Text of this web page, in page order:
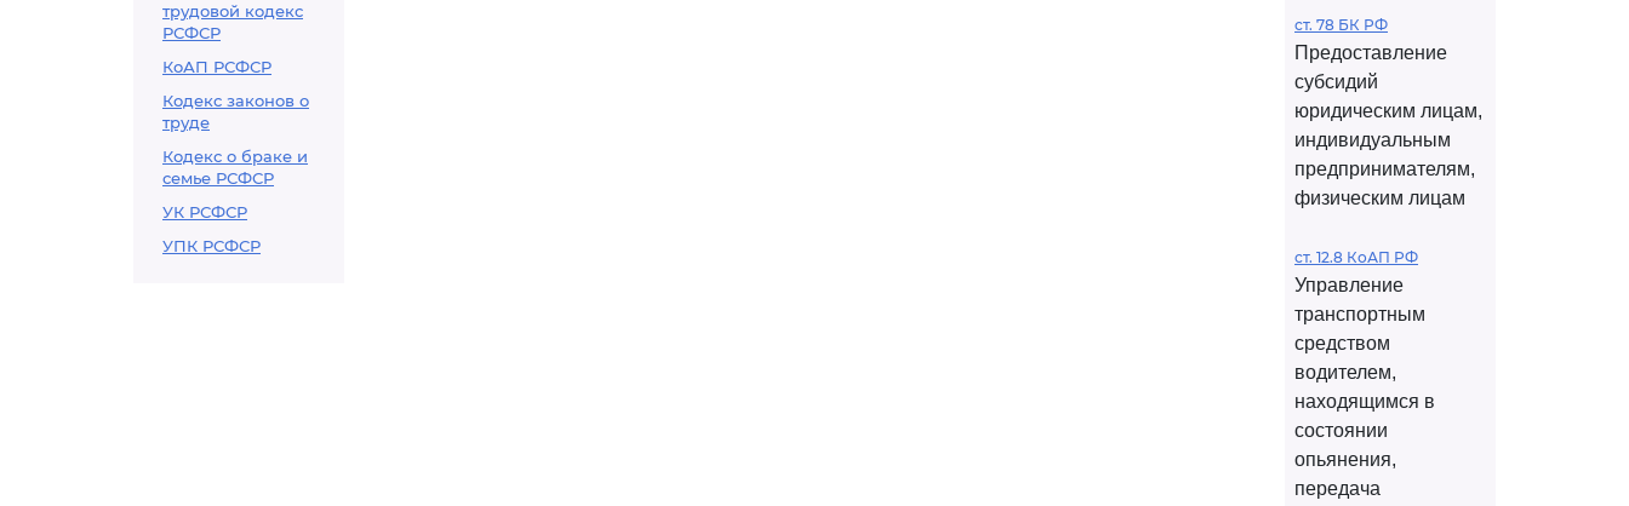
трудовой кодекс
РСФСР
КоАП РСФСР
Кодекс законов о
труде
Кодекс о браке и
семье РСФСР
УК РСФСР
УПК РСФСР
ст. 78 БК РФ
Предоставление
субсидий
юридическим лицам,
индивидуальным
предпринимателям,
физическим лицам
ст. 12.8 КоАП РФ
Управление
транспортным
средством
водителем,
находящимся в
состоянии
опьянения,
передача